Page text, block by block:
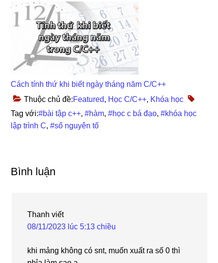
Cách tính thứ khi biết ngày tháng năm C/C++
Thuộc chủ đề:Featured, Học C/C++, Khóa học
Tag với:#bài tập c++,#hàm,#học c bá đạo,#khóa học
lập trình C,#số nguyên tố
Reader
Bình luận
Thanh viết
08/11/2023 lúc 5:13 chiều
khi mảng không có snt, muốn xuất ra số 0 thì